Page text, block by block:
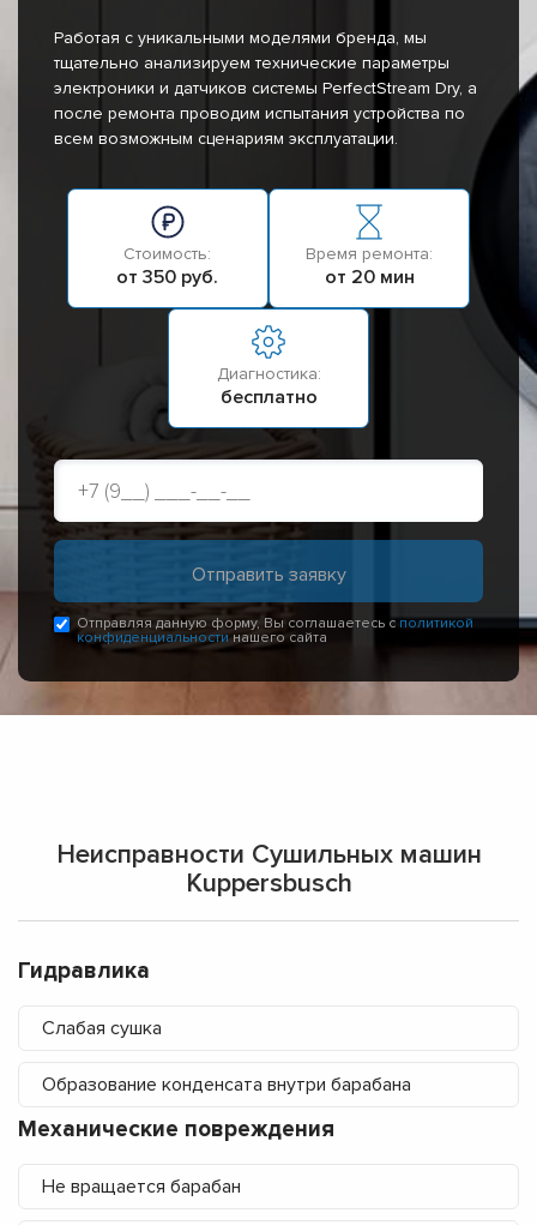
Работая с уникальными моделями бренда, мы
тщательно анализируем технические параметры
электроники и датчиков системы PerfectStream Dry, а
после ремонта проводим испытания устройства по
всем возможным сценариям эксплуатации.
Стоимость:
от 350 руб.
Время ремонта:
от 20 мин
Диагностика:
бесплатно
Отправляя данную форму, Вы соглашаетесь с политикой
конфиденциальностинашего сайта
Неисправности Сушильных машин
Kuppersbusch
Гидравлика
Слабая сушка
Образование конденсата внутри барабана
Механические повреждения
Не вращается барабан